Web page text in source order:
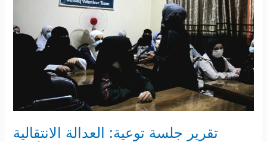
تقرير جلسة توعية: العدالة الانتقالية
والسلم
الأهلية